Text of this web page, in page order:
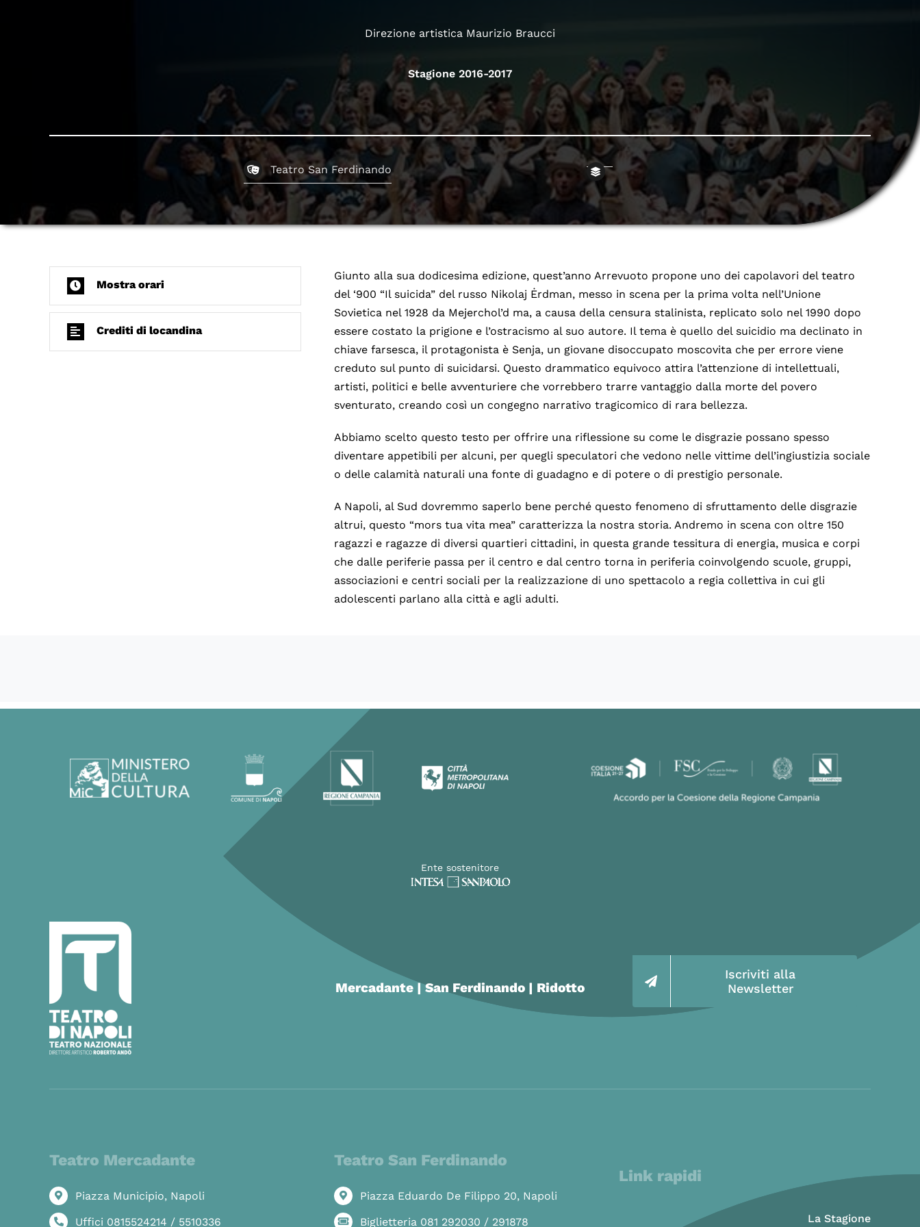
Direzione artistica Maurizio Braucci
Stagione 2016-2017
Teatro San Ferdinando
Mostra orari
Crediti di locandina
Giunto alla sua dodicesima edizione, quest’anno Arrevuoto propone uno dei capolavori del teatro
del ‘900 “Il suicida” del russo Nikolaj Ėrdman, messo in scena per la prima volta nell’Unione
Sovietica nel 1928 da Mejerchol’d ma, a causa della censura stalinista, replicato solo nel 1990 dopo
essere costato la prigione e l’ostracismo al suo autore. Il tema è quello del suicidio ma declinato in
chiave farsesca, il protagonista è Senja, un giovane disoccupato moscovita che per errore viene
creduto sul punto di suicidarsi. Questo drammatico equivoco attira l’attenzione di intellettuali,
artisti, politici e belle avventuriere che vorrebbero trarre vantaggio dalla morte del povero
sventurato, creando così un congegno narrativo tragicomico di rara bellezza.
Abbiamo scelto questo testo per offrire una riflessione su come le disgrazie possano spesso
diventare appetibili per alcuni, per quegli speculatori che vedono nelle vittime dell’ingiustizia sociale
o delle calamità naturali una fonte di guadagno e di potere o di prestigio personale.
A Napoli, al Sud dovremmo saperlo bene perché questo fenomeno di sfruttamento delle disgrazie
altrui, questo “mors tua vita mea” caratterizza la nostra storia. Andremo in scena con oltre 150
ragazzi e ragazze di diversi quartieri cittadini, in questa grande tessitura di energia, musica e corpi
che dalle periferie passa per il centro e dal centro torna in periferia coinvolgendo scuole, gruppi,
associazioni e centri sociali per la realizzazione di uno spettacolo a regia collettiva in cui gli
adolescenti parlano alla città e agli adulti.
Ente sostenitore
Mercadante | San Ferdinando | Ridotto
Iscriviti alla
Newsletter
Teatro Mercadante
Piazza Municipio, Napoli
Uffici 0815524214 / 5510336
Teatro San Ferdinando
Piazza Eduardo De Filippo 20, Napoli
Biglietteria 081 292030 / 291878
Link rapidi
La Stagione